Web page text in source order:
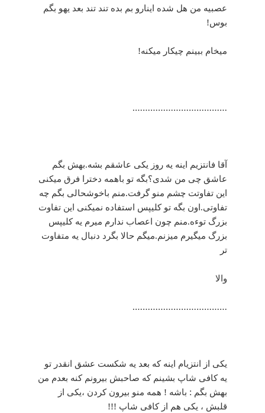
عصبیه من هل شده اینارو بم بده تند تند بعد یهو بگم
بوس!
میخام ببینم چیکار میکنه!
……………………………….
آقا فانتزیم اینه یه روز یکی عاشقم بشه.بهش بگم
عاشق چی من شدی؟بگه تو باهمه دخترا فرق میکنی
این تفاوتت چشم منو گرفت.منم باخوشحالی بگم چه
تفاوتی.اون بگه تو کلیپس استفاده نمیکنی این تفاوت
بزرگ توءه.منم چون اعصاب ندارم میرم یه کلیپس
بزرگ میگیرم میزنم.میگم حالا بگرد دنبال یه متفاوت
تر
والا
……………………………….
یکی از انتزیام اینه که بعد یه شکست عشق انقدر تو
یه کافی شاپ بشینم که صاحبش بیرونم کنه بعدم من
بهش بگم : باشه ! همه منو بیرون کردن ،یکی از
قلبش ، یکی هم از کافی شاپ !!!